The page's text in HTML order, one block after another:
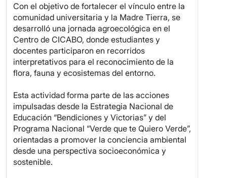
Con el objetivo de fortalecer el vínculo entre la
comunidad universitaria y la Madre Tierra, se
desarrolló una jornada agroecológica en el
Centro de CICABO, donde estudiantes y
docentes participaron en recorridos
interpretativos para el reconocimiento de la
flora, fauna y ecosistemas del entorno.
Esta actividad forma parte de las acciones
impulsadas desde la Estrategia Nacional de
Educación “Bendiciones y Victorias” y del
Programa Nacional “Verde que te Quiero Verde”,
orientadas a promover la conciencia ambiental
desde una perspectiva socioeconómica y
sostenible.